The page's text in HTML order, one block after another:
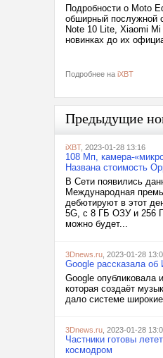
Подробности о Moto
обширный послужной
Note 10 Lite, Xiaomi
новинках до их
Подробнее на iXBT
Предыдущие
iXBT, 2023-01-28 13:16
108 Мп, камера-
Названа стоимость
В Сети появились
Международная
дебютируют в этот
5G, с 8 ГБ ОЗУ и 256
можно будет...
3Dnews.ru , 2023-01-28
Google рассказала
Google опубликовала
которая создаёт
дало системе
3Dnews.ru , 2023-01-28
Частники готовы
космодром